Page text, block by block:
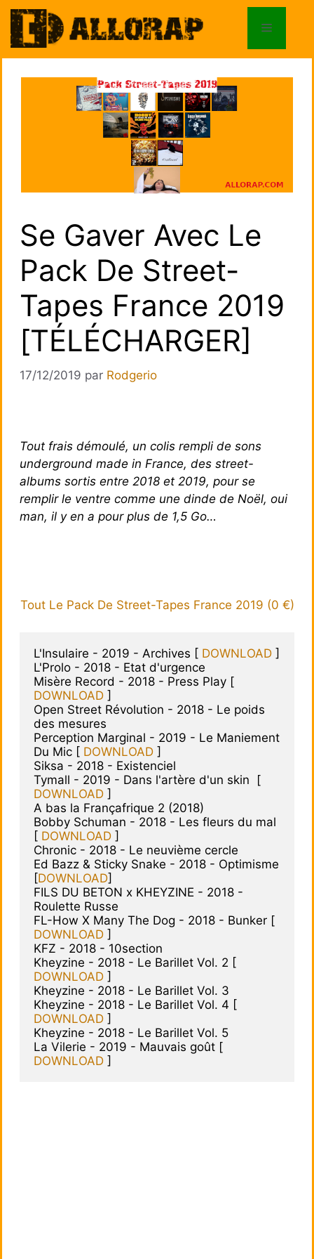
Aller
au
contenu
Menu
Se Gaver Avec Le
Pack De Street-
Tapes France 2019
[TÉLÉCHARGER]
17/12/2019 par Rodgerio
Tout frais démoulé, un colis rempli de sons
underground made in France, des street-
albums sortis entre 2018 et 2019, pour se
remplir le ventre comme une dinde de Noël, oui
man, il y en a pour plus de 1,5 Go…
Tout Le Pack De Street-Tapes France 2019 (0 €)
L'Insulaire - 2019 - Archives [ DOWNLOAD ]
L'Prolo - 2018 - Etat d'urgence
DOWNLOAD ]
Open Street Révolution - 2018 - Le poids
des mesures
Perception Marginal - 2019 - Le Maniement
Du Mic [ DOWNLOAD ]
Siksa - 2018 - Existenciel
DOWNLOAD ]
A bas la Françafrique 2 (2018)
Bobby Schuman - 2018 - Les fleurs du mal
[ DOWNLOAD ]
Chronic - 2018 - Le neuvième cercle
Ed Bazz & Sticky Snake - 2018 - Optimisme
[DOWNLOAD]
FILS DU BETON x KHEYZINE - 2018 -
Roulette Russe
DOWNLOAD ]
KFZ - 2018 - 10section
DOWNLOAD ]
Kheyzine - 2018 - Le Barillet Vol. 3
DOWNLOAD ]
Kheyzine - 2018 - Le Barillet Vol. 5
DOWNLOAD